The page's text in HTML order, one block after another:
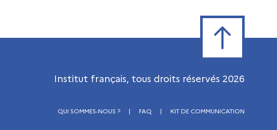
Institut français, tous droits réservés 2026
QUI SOMMES-NOUS ? | FAQ | KIT DE COMMUNICATION